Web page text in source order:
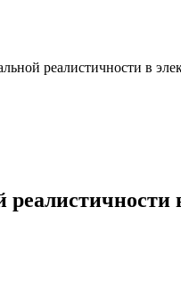
реалистичности в